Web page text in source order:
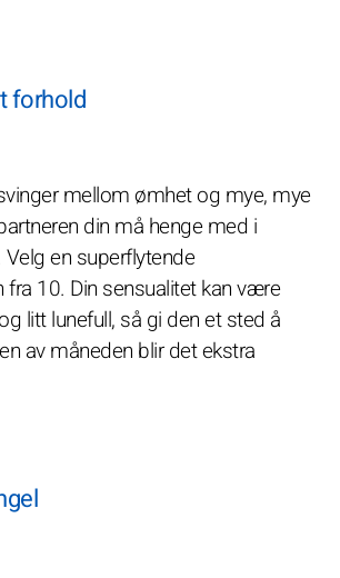
forhold
mellom ømhet og mye, mye
din må henge med i
en superflytende
10. Din sensualitet kan være
litt lunefull, så gi den et sted å
av måneden blir det ekstra